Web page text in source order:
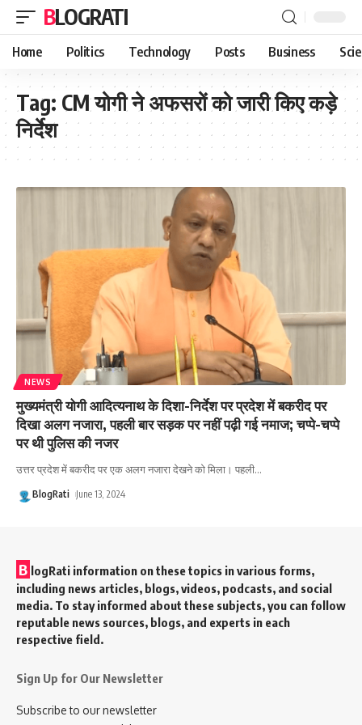
BLOGRATI
Home Politics Technology Posts Business
Tag: CM योगी ने अफसरों को जारी किए कड़े
निर्देश
NEWS
मुख्यमंत्री योगी आदित्यनाथ के दिशा-निर्देश पर प्रदेश में बकरीद पर
दिखा अलग नजारा, पहली बार सड़क पर नहीं पढ़ी गई नमाज; चप्पे-चप्पे
पर थी पुलिस की नजर
उत्तर प्रदेश में बकरीद पर एक अलग नजारा देखने को मिला। पहली…
BlogRati June 13, 2024
B logRati information on these topics in various forms,
including news articles, blogs, videos, podcasts, and social
media. To stay informed about these subjects, you can follow
reputable news sources, blogs, and experts in each
respective field.
Sign Up for Our Newsletter
Subscribe to our newsletter